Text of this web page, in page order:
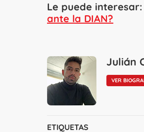
Le puede interesar:
ante la DIAN?
Julián
VER
ETIQUETAS